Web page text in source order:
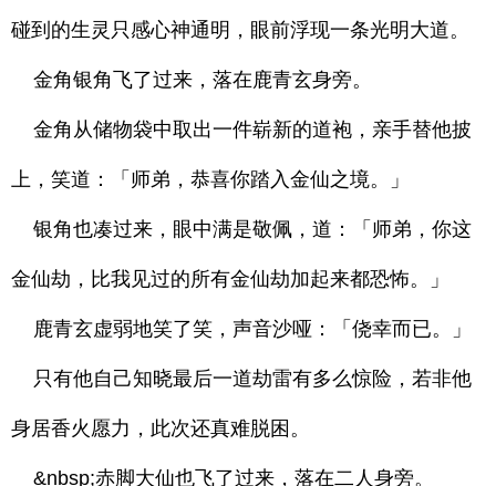
碰到的生灵只感心神通明，眼前浮现一条光明大道。
金角银角飞了过来，落在鹿青玄身旁。
金角从储物袋中取出一件崭新的道袍，亲手替他披
上，笑道：「师弟，恭喜你踏入金仙之境。」
银角也凑过来，眼中满是敬佩，道：「师弟，你这
金仙劫，比我见过的所有金仙劫加起来都恐怖。」
鹿青玄虚弱地笑了笑，声音沙哑：「侥幸而已。」
只有他自己知晓最后一道劫雷有多么惊险，若非他
身居香火愿力，此次还真难脱困。
&nbsp;赤脚大仙也飞了过来，落在二人身旁。